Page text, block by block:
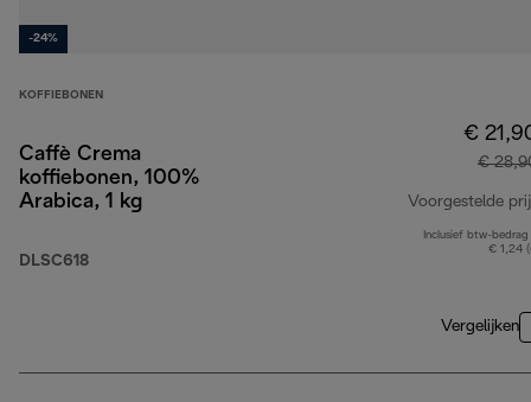
-24%
KOFFIEBONEN
Caffè Crema
koffiebonen, 100%
Arabica, 1 kg
DLSC618
€
€
Voorgestelde
Inclusief btw-bedrag
€ 1,24
Vergelijken